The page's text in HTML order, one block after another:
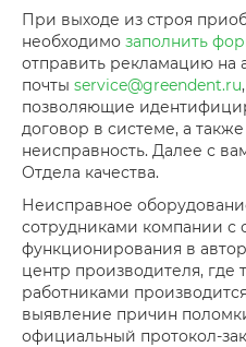
При выходе из строя
необходимо заполнить
отправить рекламацию на
почты service@greendent.ru
позволяющие
договор в системе, а
неисправность. Далее с
Отдела качества.
Неисправное
сотрудниками компании
функционирования в
центр производителя, где
работниками
выявление причин
официальный протокол-